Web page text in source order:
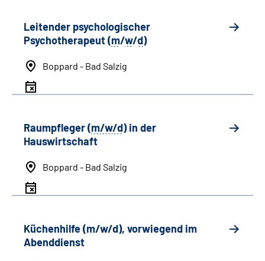
Leitender psychologischer
Psychotherapeut (m/w/d)
Boppard - Bad Salzig
Raumpfleger (m/w/d) in der
Hauswirtschaft
Boppard - Bad Salzig
Küchenhilfe (m/w/d), vorwiegend im
Abenddienst